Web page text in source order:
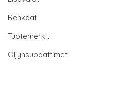
Renkaat
Tuotemerkit
Öljynsuodattimet